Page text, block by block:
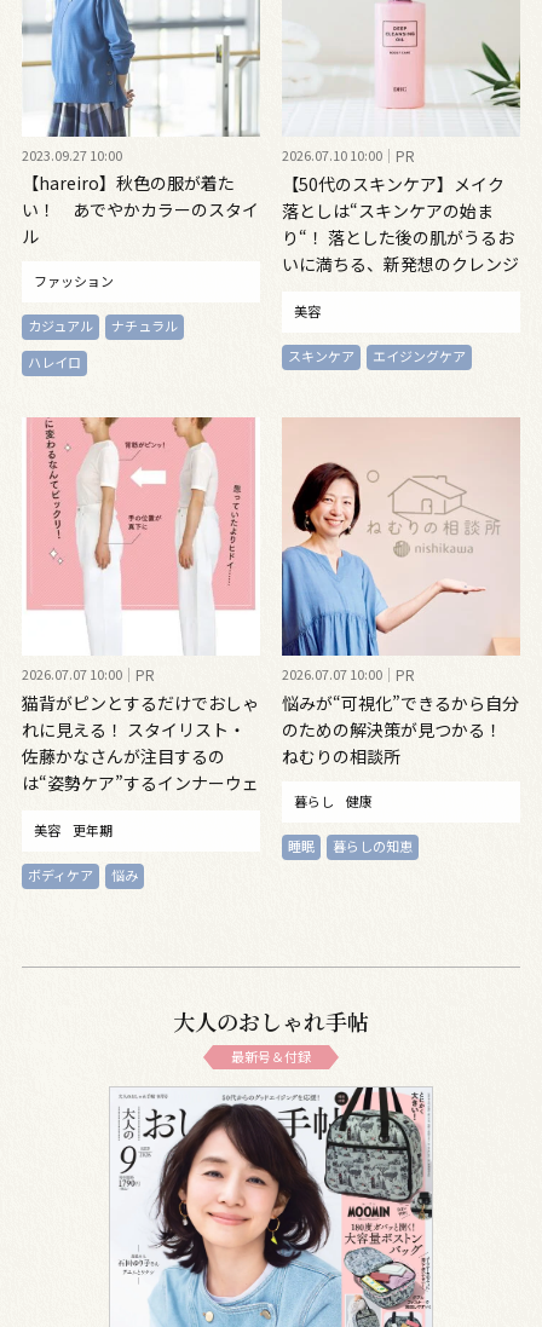
2023.09.27 10:00
【hareiro】秋色の服が着た
い！ あでやかカラーのスタイ
ル
ファッション
カジュアル
ナチュラル
ハレイロ
2026.07.10 10:00 PR
【50代のスキンケア】メイク
落としは“スキンケアの始ま
り“！ 落とした後の肌がうるお
いに満ちる、新発想のクレンジ
美容
スキンケア エイジングケア
2026.07.07 10:00 PR
猫背がピンとするだけでおしゃ
れに見える！ スタイリスト・
佐藤かなさんが注目するの
は“姿勢ケア”するインナーウェ
美容 更年期
ボディケア 悩み
2026.07.07 10:00 PR
悩みが“可視化”できるから自分
のための解決策が見つかる！
ねむりの相談所
暮らし 健康
睡眠 暮らしの知恵
大人のおしゃれ手帖
最新号＆付録